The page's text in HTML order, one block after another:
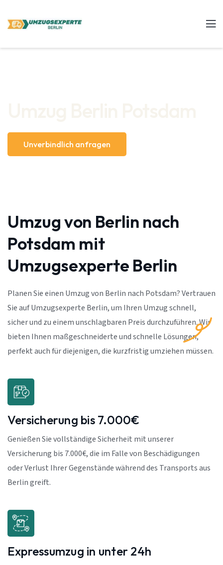
Unverbindlich anfragen
Umzug von Berlin nach
Potsdam mit
Umzugsexperte Berlin
Planen Sie einen Umzug von Berlin nach Potsdam? Vertrauen
Sie auf Umzugsexperte Berlin, um Ihren Umzug schnell,
sicher und zu einem unschlagbaren Preis durchzuführen. Wir
bieten Ihnen maßgeschneiderte und schnelle Lösungen,
perfekt auch für diejenigen, die kurzfristig umziehen müssen.
Versicherung bis 7.000€
Genießen Sie vollständige Sicherheit mit unserer
Versicherung bis 7.000€, die im Falle von Beschädigungen
oder Verlust Ihrer Gegenstände während des Transports aus
Berlin greift.
Expressumzug in unter 24h